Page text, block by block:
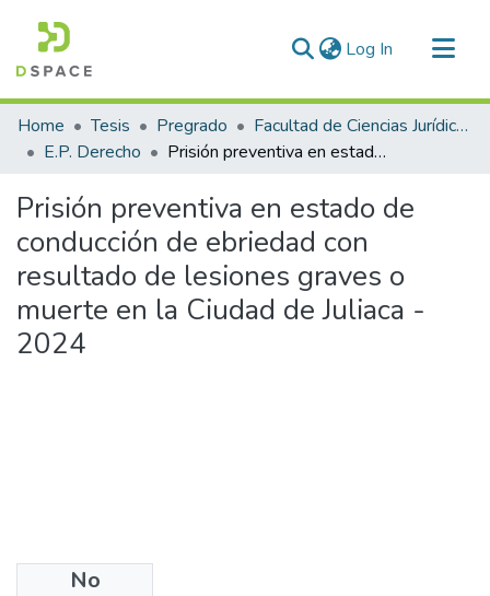
Log In (current)
Communities & Collections
All of DSpace
Home Tesis Pregrado
Facultad de Ciencias Jurídicas y Políticas
E.P. Derecho
Prisión preventiva en estado de conducción de ebriedad con resultado de lesiones graves o muerte en la Ciudad de Juliaca - 2024
Prisión preventiva en estado de
conducción de ebriedad con
resultado de lesiones graves o
muerte en la Ciudad de Juliaca -
2024
No